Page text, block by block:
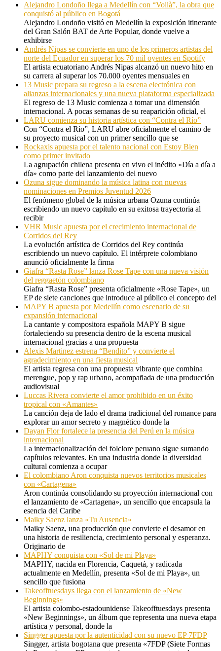
Alejandro Londoño llega a Medellín con “Voilà”, la obra que
conquistó al público en Bogotá
Alejandro Londoño visitó en Medellín la exposición itinerante
del Gran Salón BAT de Arte Popular, donde vuelve a
exhibirse
Andrés Nipas se convierte en uno de los primeros artistas del
norte del Ecuador en superar los 70 mil oyentes en Spotify
El artista ecuatoriano Andrés Nipas alcanzó un nuevo hito en
su carrera al superar los 70.000 oyentes mensuales en
13 Music prepara su regreso a la escena electrónica con
alianzas internacionales y una nueva plataforma especializada
El regreso de 13 Music comienza a tomar una dimensión
internacional. A pocas semanas de su reaparición oficial, el
LARU comienza su historia artística con “Contra el Río”
Con “Contra el Río”, LARU abre oficialmente el camino de
su proyecto musical con un primer sencillo que se
Rockaxis apuesta por el talento nacional con Estoy Bien
como primer invitado
La agrupación chilena presenta en vivo el inédito «Día a día a
día» como parte del lanzamiento del nuevo
Ozuna sigue dominando la música latina con nuevas
nominaciones en Premios Juventud 2026
El fenómeno global de la música urbana Ozuna continúa
escribiendo un nuevo capítulo en su exitosa trayectoria al
recibir
VHR Music apuesta por el crecimiento internacional de
Corridos del Rey
La evolución artística de Corridos del Rey continúa
escribiendo un nuevo capítulo. El intérprete colombiano
anunció oficialmente la firma
Giafra “Rasta Rose” lanza Rose Tape con una nueva visión
del reggaetón colombiano
Giafra “Rasta Rose” presenta oficialmente «Rose Tape», un
EP de siete canciones que introduce al público el concepto del
MAPY B apuesta por Medellín como escenario de su
expansión internacional
La cantante y compositora española MAPY B sigue
fortaleciendo su presencia dentro de la escena musical
internacional gracias a una propuesta
Alexis Martinez estrena “Bendito” y convierte el
agradecimiento en una fiesta musical
El artista regresa con una propuesta vibrante que combina
merengue, pop y rap urbano, acompañada de una producción
audiovisual
Luccas Rivera convierte el amor prohibido en un éxito
tropical con «Amantes»
La canción deja de lado el drama tradicional del romance para
explorar un amor secreto y magnético donde la
Dayan Flor fortalece la presencia del Perú en la música
internacional
La internacionalización del folclore peruano sigue sumando
capítulos relevantes. En una industria donde la diversidad
cultural comienza a ocupar
El colombiano Aron conquista nuevos territorios musicales
con «Cartagena»
Aron continúa consolidando su proyección internacional con
el lanzamiento de «Cartagena», un sencillo que encapsula la
esencia del Caribe
Maiky Saenz lanza «Tu Ausencia»
Maiky Saenz, una producción que convierte el desamor en
una historia de resiliencia, crecimiento personal y esperanza.
Originario de
MAPHY conquista con «Sol de mi Playa»
MAPHY, nacida en Florencia, Caquetá, y radicada
actualmente en Medellín, presenta «Sol de mi Playa», un
sencillo que fusiona
Takeofftuesdays llega con el lanzamiento de «New
Beginnings»
El artista colombo-estadounidense Takeofftuesdays presenta
«New Beginnings», un álbum que representa una nueva etapa
artística y personal, donde la
Singger apuesta por la autenticidad con su nuevo EP 7FDP
Singger, artista bogotana que presenta «7FDP (Siete Formas